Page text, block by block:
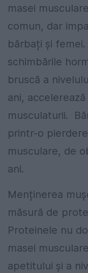
masei
comun, dar
bărbați și
schimbările
bruscă a
ani,
musculaturii.
printr-o
musculare, de
ani.
Menținerea
măsură de
Proteinele nu
masei
apetitului și a